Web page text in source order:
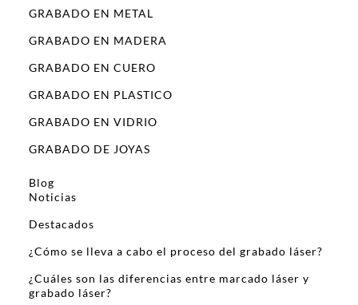
GRABADO EN METAL
GRABADO EN MADERA
GRABADO EN CUERO
GRABADO EN PLASTICO
GRABADO EN VIDRIO
GRABADO DE JOYAS
Blog
Noticias
Destacados
¿Cómo se lleva a cabo el proceso del grabado láser?
¿Cuáles son las diferencias entre marcado láser y
grabado láser?